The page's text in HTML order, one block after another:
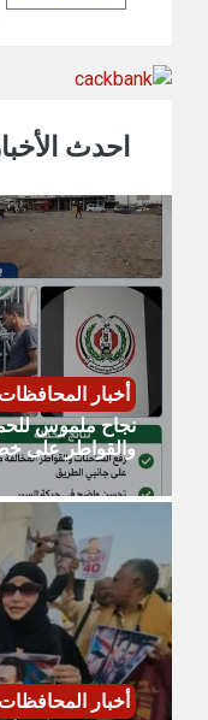
احدث
أخبار المحافظات
نجاح ملموس
والقواطر على
أخبار المحافظات